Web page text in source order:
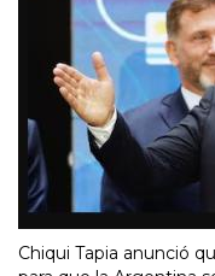
Chiqui Tapia anunció